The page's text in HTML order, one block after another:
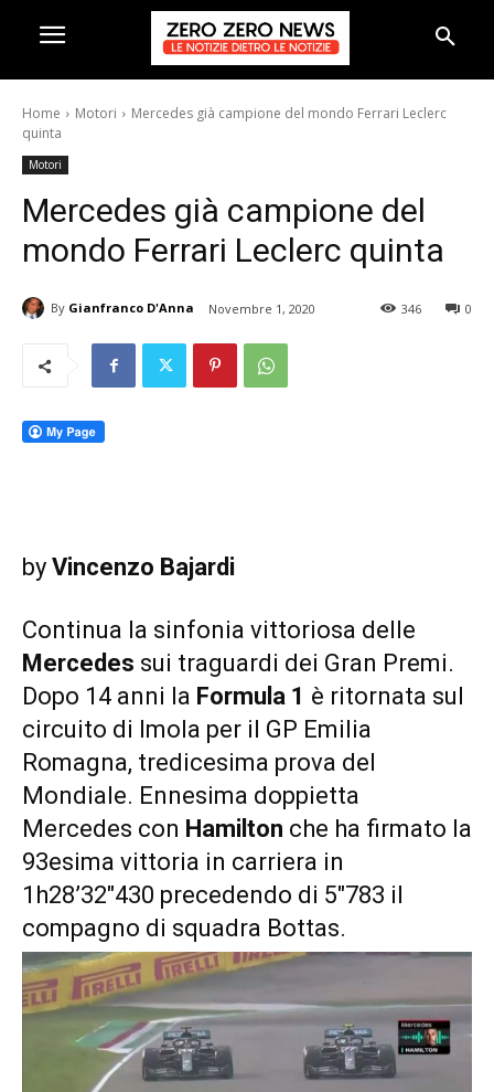
Home Motori
Mercedes già campione del mondo Ferrari Leclerc
quinta
Motori
Mercedes già campione del
mondo Ferrari Leclerc quinta
By Gianfranco D'Anna Novembre 1, 2020 0
346
by Vincenzo Bajardi
Continua la sinfonia vittoriosa delle
Mercedes sui traguardi dei Gran Premi.
Dopo 14 anni la Formula 1 è ritornata sul
circuito di Imola per il GP Emilia
Romagna, tredicesima prova del
Mondiale. Ennesima doppietta
Mercedes con Hamilton che ha firmato la
93esima vittoria in carriera in
1h28’32″430 precedendo di 5″783 il
compagno di squadra Bottas.